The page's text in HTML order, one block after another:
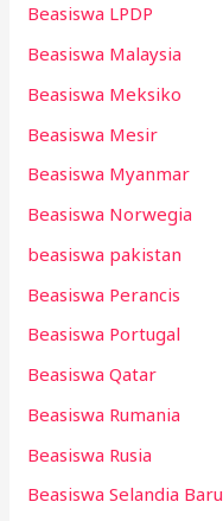
Beasiswa LPDP
Beasiswa Malaysia
Beasiswa Meksiko
Beasiswa Mesir
Beasiswa Myanmar
Beasiswa Norwegia
beasiswa pakistan
Beasiswa Perancis
Beasiswa Portugal
Beasiswa Qatar
Beasiswa Rumania
Beasiswa Rusia
Beasiswa Selandia Baru